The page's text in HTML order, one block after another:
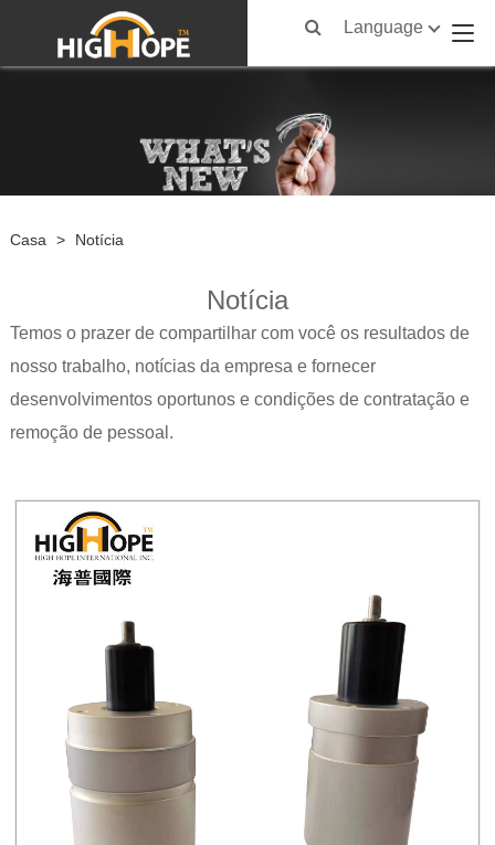
Language
Casa > Notícia
Notícia
Temos o prazer de compartilhar com você os resultados de
nosso trabalho, notícias da empresa e fornecer
desenvolvimentos oportunos e condições de contratação e
remoção de pessoal.